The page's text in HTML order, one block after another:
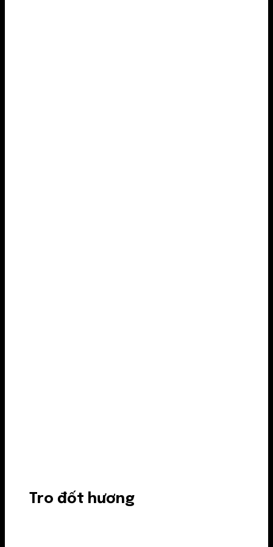
Tro đốt hương